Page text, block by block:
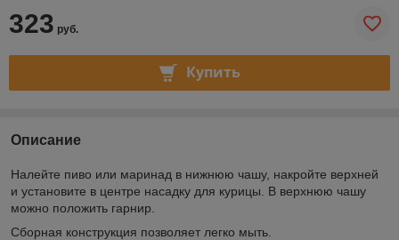
323 руб.
Купить
Описание
Налейте пиво или маринад в нижнюю чашу, накройте верхней
и установите в центре насадку для курицы. В верхнюю чашу
можно положить гарнир.
Сборная конструкция позволяет легко мыть.